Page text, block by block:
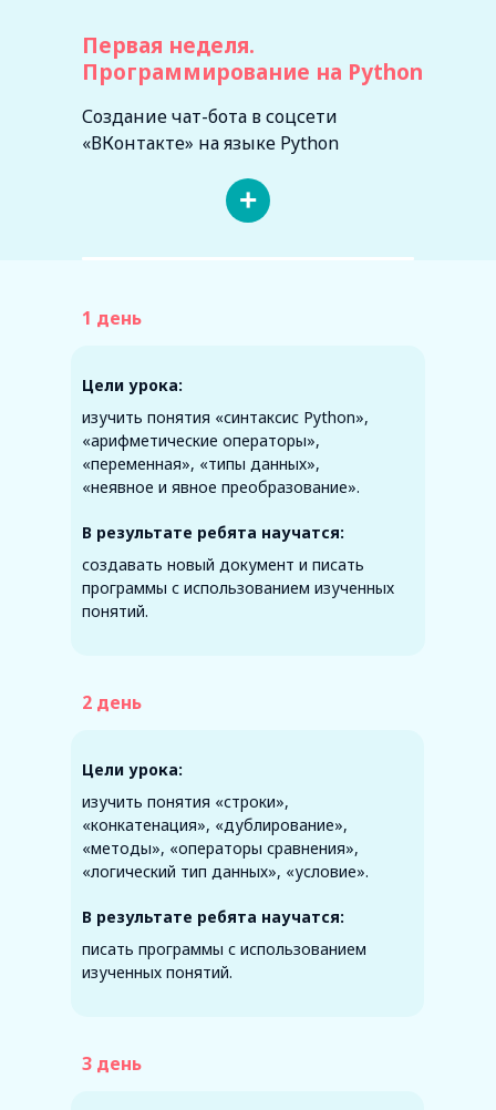
Первая неделя.
Программирование на Python
Создание чат-бота в соцсети
«ВКонтакте» на языке Python
+
Цели урока:
Цели урока:
В результате ребята научатся:
В результате ребята научатся:
1 день
2 день
3 день
изучить понятия «синтаксис Python»,
«арифметические операторы»,
«переменная», «типы данных»,
«неявное и явное преобразование».
изучить понятия «строки»,
«конкатенация», «дублирование»,
«методы», «операторы сравнения»,
«логический тип данных», «условие».
создавать новый документ и писать
программы с использованием изученных
понятий.
писать программы с использованием
изученных понятий.